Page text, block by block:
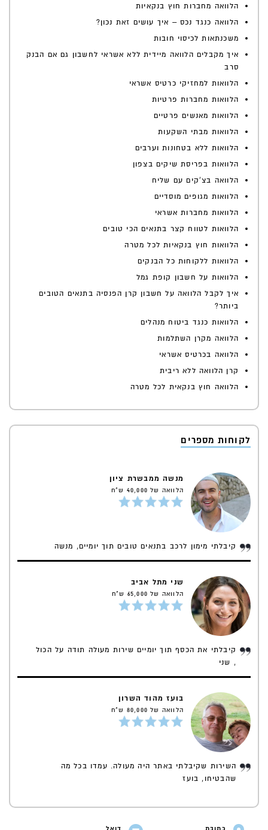
הלוואה מחברות חוץ בנקאיות
הלוואה כנגד נכס – איך עושים זאת נכון?
משכנתאות לכיסוי חובות
איך מקבלים הלוואה מיידית ללא אשראי לחשבון גם אם הבנק
סרב
הלוואות למחזיקי כרטיס אשראי
הלוואות מחברות פרטיות
הלוואות מאנשים פרטיים
הלוואות מבתי השקעות
הלוואות ללא בטחונות וערבים
הלוואות בפריסת שיקים בצפון
הלוואה בצ'קים עם שליח
הלוואות מגופים מוסדיים
הלוואות מחברות אשראי
הלוואות לטווח קצר בתנאים הכי טובים
הלוואות חוץ בנקאיות לכל מטרה
הלוואות ללקוחות כל הבנקים
הלוואות על חשבון קופת גמל
איך לקבל הלוואה על חשבון קרן הפנסיה בתנאים הטובים
ביותר?
הלוואות כנגד ביטוח מנהלים
הלוואה מקרן השתלמות
הלוואה בכרטיס אשראי
קרן הלוואה ללא ריבית
הלוואה חוץ בנקאית לכל מטרה
לקוחות מספרים
מנשה ממבשרת ציון
הלוואה של 40,000 ש"ח
קיבלתי מימון לרכב בתנאים טובים תוך יומיים, מנשה
שני מתל אביב
הלוואה של 65,000 ש"ח
קיבלתי את הכסף תוך יומיים שירות מעולה תודה על הכול
, שני
בועז מהוד השרון
הלוואה של 80,000 ש"ח
השירות שקיבלתי באתר היה מעולה. עמדו בכל מה
שהבטיחו, בועז
כתובת דואל